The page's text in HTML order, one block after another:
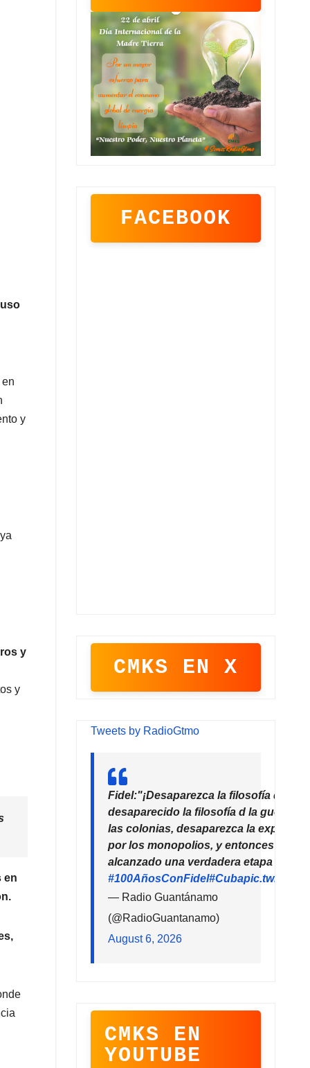
y
y
y
en
FACEBOOK
CMKS EN X
Tweets by RadioGtmo
Fidel:"¡Desaparezca la filosofía del
desaparecido la filosofía d la guerra!
las colonias, desaparezca la
por los monopolios, y entonces la
alcanzado una verdadera etapa de
#100AñosConFidel#Cuba
— Radio Guantánamo
(@RadioGuantanamo)
August 6, 2026
CMKS EN
YOUTUBE